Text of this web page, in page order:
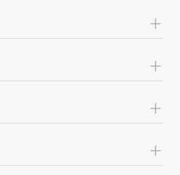
+
+
+
+